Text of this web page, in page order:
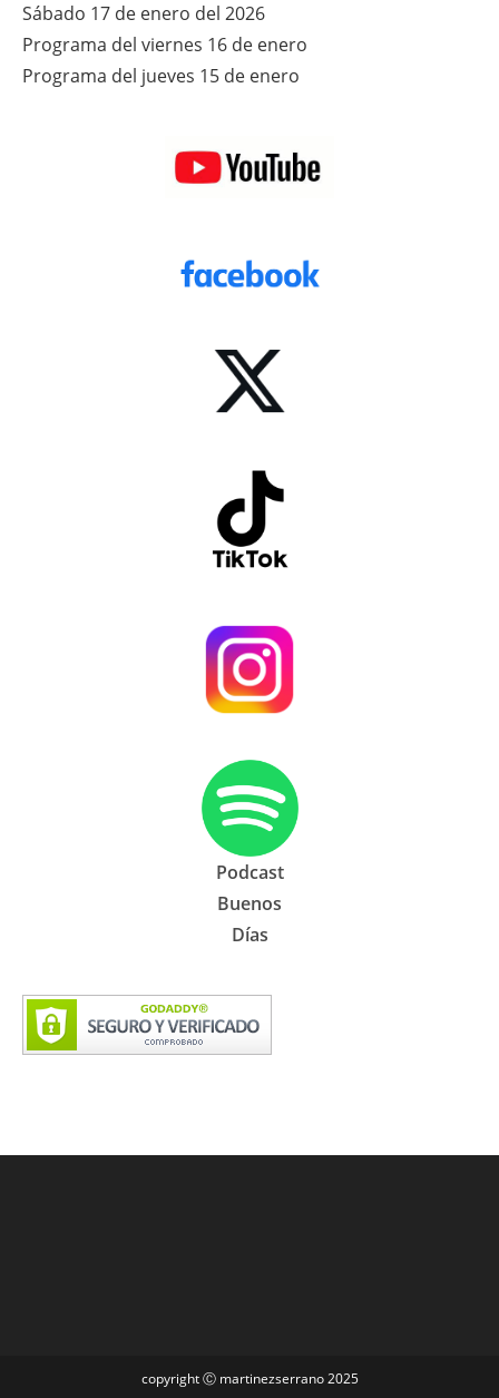
Sábado 17 de enero del 2026
Programa del viernes 16 de enero
Programa del jueves 15 de enero
Podcast
Buenos
Días
copyright Ⓒ martinezserrano 2025